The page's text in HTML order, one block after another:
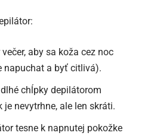
aby sa koža cez noc
napuchat a byť citlivá).
chĺpky depilátorom
je nevytrhne, ale len skráti.
tesne k napnutej pokožke